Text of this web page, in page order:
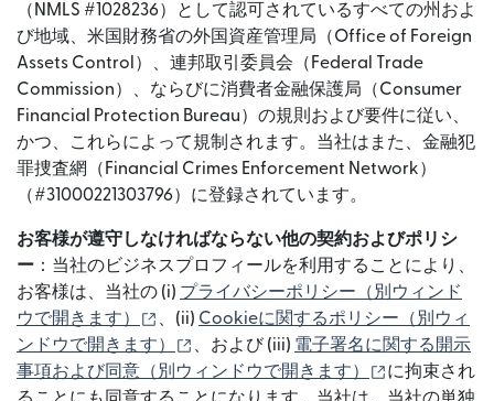
（NMLS #1028236）として認可されているすべての州およ
び地域、米国財務省の外国資産管理局（Office of Foreign
Assets Control）、連邦取引委員会（Federal Trade
Commission）、ならびに消費者金融保護局（Consumer
Financial Protection Bureau）の規則および要件に従い、
かつ、これらによって規制されます。当社はまた、⾦融犯
罪捜査網（Financial Crimes Enforcement Network）
（#31000221303796）に登録されています。
お客様が遵守しなければならない他の契約およびポリシ
ー ：当社のビジネスプロフィールを利用することにより、
お客様は、当社の (i) プライバシーポリシー⁠（別ウィンド
ウで開きます）
（別ウィンドウで開きます）
、(ii) Cookieに関するポリシー⁠（別ウィ
ンドウで開きます）
（別ウィンドウで開きます）
、および (iii) 電子署名に関する開示
事項および同意⁠（別ウィンドウで開きます）
（別ウィン
に拘束され